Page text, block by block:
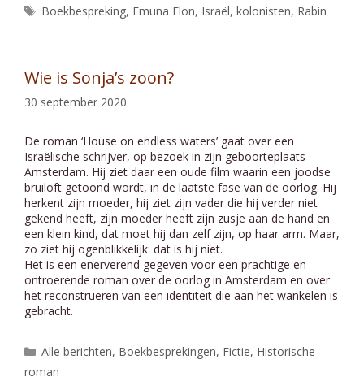
Tags
Boekbespreking, Emuna Elon, Israël,kolonisten, Rabin
Wie is Sonja’s zoon?
30 september 2020
De roman ‘House on endless waters’ gaat over een
Israëlische schrijver, op bezoek in zijn geboorteplaats
Amsterdam. Hij ziet daar een oude film waarin een joodse
bruiloft getoond wordt, in de laatste fase van de oorlog. Hij
herkent zijn moeder, hij ziet zijn vader die hij verder niet
gekend heeft, zijn moeder heeft zijn zusje aan de hand en
een klein kind, dat moet hij dan zelf zijn, op haar arm. Maar,
zo ziet hij ogenblikkelijk: dat is hij niet.
Het is een enerverend gegeven voor een prachtige en
ontroerende roman over de oorlog in Amsterdam en over
het reconstrueren van een identiteit die aan het wankelen is
gebracht.
Categorieën
Alle berichten, Boekbesprekingen, Fictie, Historische
roman